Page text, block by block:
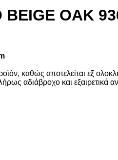
OAK
καθώς αποτελείται εξ
αδιάβροχο και εξαιρετικά